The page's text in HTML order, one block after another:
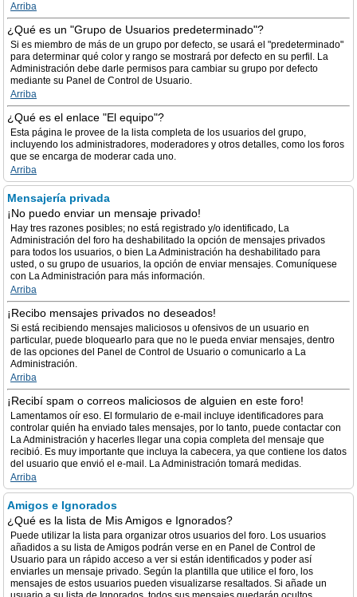
Arriba
¿Qué es un "Grupo de Usuarios predeterminado"?
Si es miembro de más de un grupo por defecto, se usará el "predeterminado"
para determinar qué color y rango se mostrará por defecto en su perfil. La
Administración debe darle permisos para cambiar su grupo por defecto
mediante su Panel de Control de Usuario.
Arriba
¿Qué es el enlace "El equipo"?
Esta página le provee de la lista completa de los usuarios del grupo,
incluyendo los administradores, moderadores y otros detalles, como los foros
que se encarga de moderar cada uno.
Arriba
Mensajería privada
¡No puedo enviar un mensaje privado!
Hay tres razones posibles; no está registrado y/o identificado, La
Administración del foro ha deshabilitado la opción de mensajes privados
para todos los usuarios, o bien La Administración ha deshabilitado para
usted, o su grupo de usuarios, la opción de enviar mensajes. Comuníquese
con La Administración para más información.
Arriba
¡Recibo mensajes privados no deseados!
Si está recibiendo mensajes maliciosos u ofensivos de un usuario en
particular, puede bloquearlo para que no le pueda enviar mensajes, dentro
de las opciones del Panel de Control de Usuario o comunicarlo a La
Administración.
Arriba
¡Recibí spam o correos maliciosos de alguien en este foro!
Lamentamos oír eso. El formulario de e-mail incluye identificadores para
controlar quién ha enviado tales mensajes, por lo tanto, puede contactar con
La Administración y hacerles llegar una copia completa del mensaje que
recibió. Es muy importante que incluya la cabecera, ya que contiene los datos
del usuario que envió el e-mail. La Administración tomará medidas.
Arriba
Amigos e Ignorados
¿Qué es la lista de Mis Amigos e Ignorados?
Puede utilizar la lista para organizar otros usuarios del foro. Los usuarios
añadidos a su lista de Amigos podrán verse en en Panel de Control de
Usuario para un rápido acceso a ver si están identificados y poder así
enviarles un mensaje privado. Según la plantilla que utilice el foro, los
mensajes de estos usuarios pueden visualizarse resaltados. Si añade un